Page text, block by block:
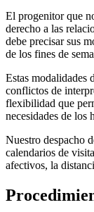
El progenitor que
derecho a las
debe precisar sus
de los fines de
Estas modalidades
conflictos de
flexibilidad que
necesidades de los
Nuestro despacho
calendarios de
afectivos, la